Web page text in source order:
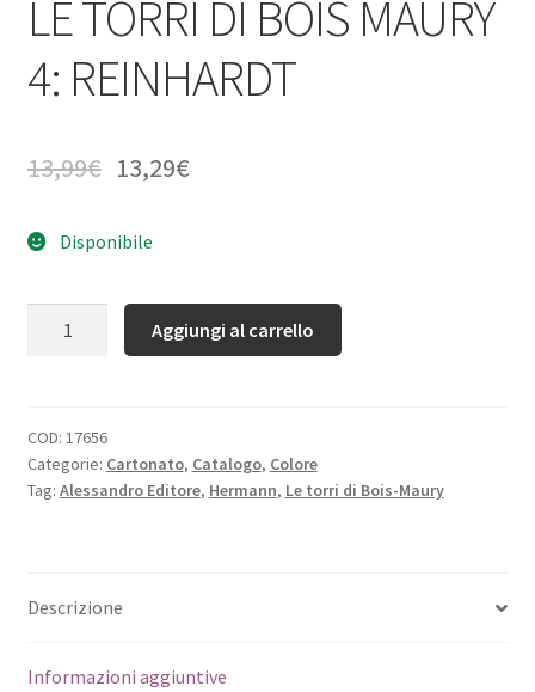
LE TORRI DI BOIS MAURY
4: REINHARDT
13,99€ 13,29€
Disponibile
Aggiungi al carrello
COD: 17656
Categorie: Cartonato, Catalogo, Colore
Tag: Alessandro Editore, Hermann, Le torri di Bois-Maury
Descrizione
Informazioni aggiuntive